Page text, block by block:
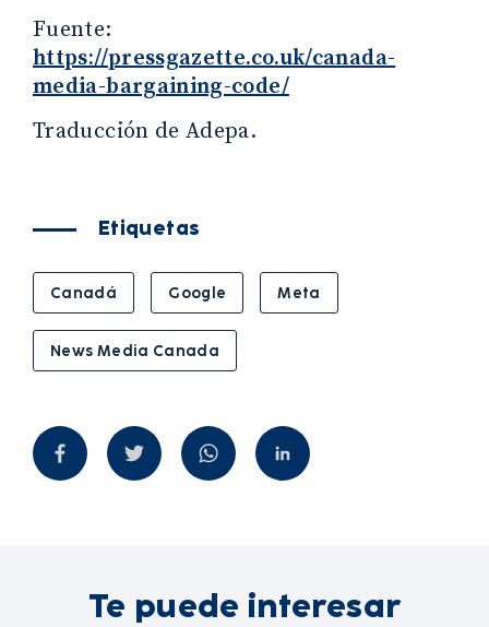
Fuente:
https://pressgazette.co.uk/canada-
media-bargaining-code/
Traducción de Adepa.
Etiquetas
Canadá Google Meta
News Media Canada
Te puede interesar